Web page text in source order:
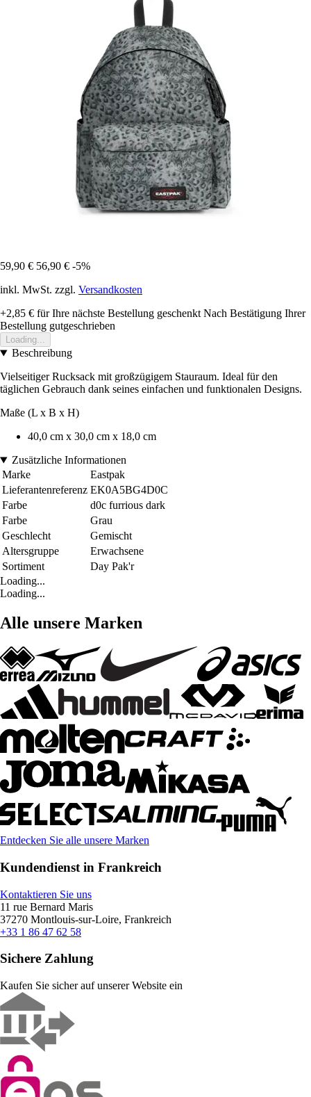
59,90 € 56,90 € -5%
inkl. MwSt. zzgl. Versandkosten
+2,85 € für Ihre nächste Bestellung geschenkt Nach Bestätigung Ihrer
Bestellung gutgeschrieben
Loading...
Beschreibung
Vielseitiger Rucksack mit großzügigem Stauraum. Ideal für den
täglichen Gebrauch dank seines einfachen und funktionalen Designs.
Maße (L x B x H)
40,0 cm x 30,0 cm x 18,0 cm
Zusätzliche Informationen
Marke
Eastpak
Lieferantenreferenz EK0A5BG4D0C
Farbe
d0c furrious dark
Farbe
Grau
Geschlecht
Gemischt
Altersgruppe
Erwachsene
Sortiment
Day Pak'r
Loading...
Loading...
Alle unsere Marken
Entdecken Sie alle unsere Marken
Kundendienst in Frankreich
Kontaktieren Sie uns
11 rue Bernard Maris
37270 Montlouis-sur-Loire, Frankreich
+33 1 86 47 62 58
Sichere Zahlung
Kaufen Sie sicher auf unserer Website ein